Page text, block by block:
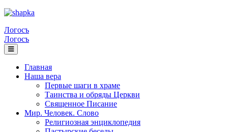
Логосъ
Логосъ
Главная
Наша вера
Первые шаги в храме
Таинства и обряды Церкви
Священное Писание
Мир. Человек. Слово
Религиозная энциклопедия